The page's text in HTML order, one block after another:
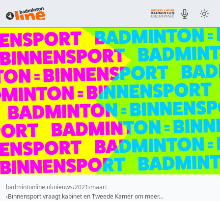
badmintonline.nl nieuws 2021 maart
Binnensport vraagt kabinet en Tweede Kamer om meer…